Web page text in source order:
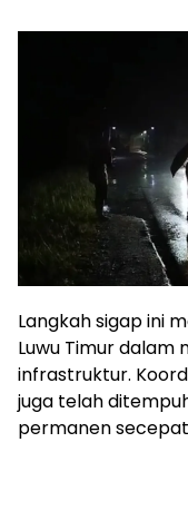
Langkah sigap ini
Luwu Timur dalam
infrastruktur.
juga telah
permanen